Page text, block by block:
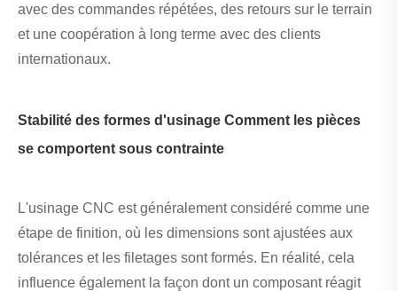
avec des commandes répétées, des retours sur le terrain
et une coopération à long terme avec des clients
internationaux.
Stabilité des formes d'usinage Comment les pièces
se comportent sous contrainte
L'usinage CNC est généralement considéré comme une
étape de finition, où les dimensions sont ajustées aux
tolérances et les filetages sont formés. En réalité, cela
influence également la façon dont un composant réagit